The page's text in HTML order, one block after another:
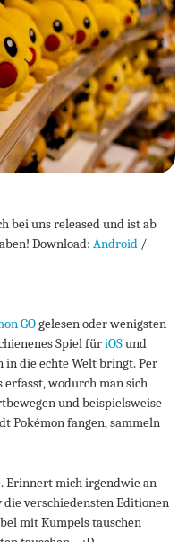
bei uns released und ist ab
Download:Android /
GOgelesen oder wenigsten
Spiel füriOSund
in die echte Welt bringt. Per
erfasst, wodurch man sich
und beispielsweise
Pokémon fangen, sammeln
Erinnert mich irgendwie an
die verschiedensten Editionen
mit Kumpels tauschen